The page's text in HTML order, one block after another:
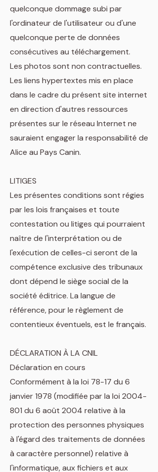
quelconque dommage subi par
l'ordinateur de l'utilisateur ou d'une
quelconque perte de données
consécutives au téléchargement.
Les photos sont non contractuelles.
Les liens hypertextes mis en place
dans le cadre du présent site internet
en direction d'autres ressources
présentes sur le réseau Internet ne
sauraient engager la responsabilité de
Alice au Pays Canin.
LITIGES
Les présentes conditions sont régies
par les lois françaises et toute
contestation ou litiges qui pourraient
naître de l'interprétation ou de
l'exécution de celles-ci seront de la
compétence exclusive des tribunaux
dont dépend le siège social de la
société éditrice. La langue de
référence, pour le règlement de
contentieux éventuels, est le français.
DÉCLARATION À LA CNIL
Déclaration en cours
Conformément à la loi 78-17 du 6
janvier 1978 (modifiée par la loi 2004-
801 du 6 août 2004 relative à la
protection des personnes physiques
à l'égard des traitements de données
à caractère personnel) relative à
l'informatique, aux fichiers et aux